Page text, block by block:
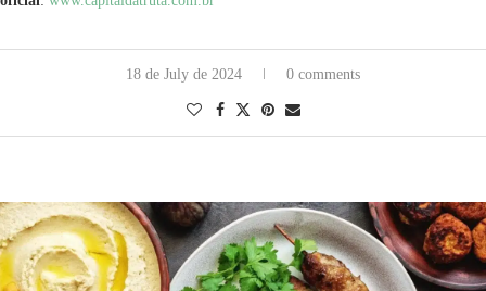
18 de July de 2024 0 comments